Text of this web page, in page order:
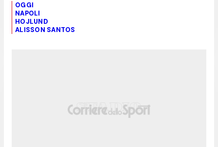
OGGI
NAPOLI
HOJLUND
ALISSON SANTOS